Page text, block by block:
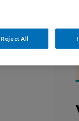
Reject All